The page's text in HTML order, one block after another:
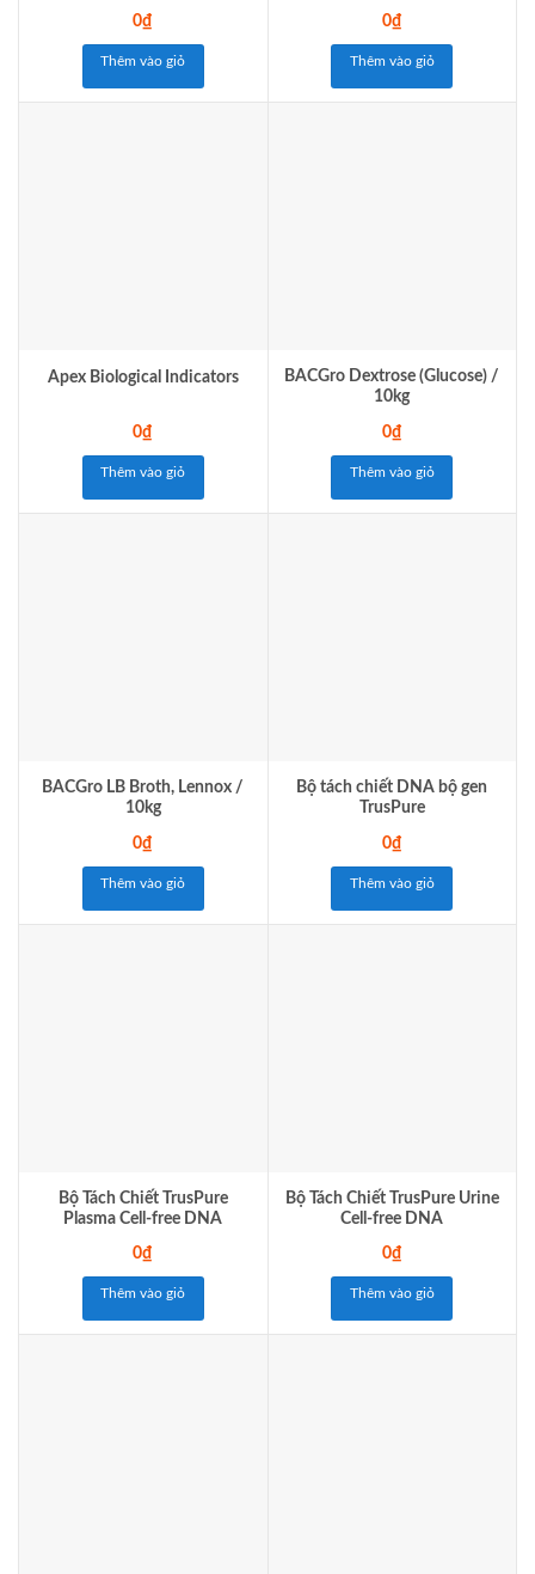
0₫
Thêm vào giỏ
0₫
Thêm vào giỏ
Apex Biological Indicators
0₫
Thêm vào giỏ
BACGro Dextrose (Glucose) /
10kg
0₫
Thêm vào giỏ
BACGro LB Broth, Lennox /
10kg
0₫
Thêm vào giỏ
Bộ tách chiết DNA bộ gen
TrusPure
0₫
Thêm vào giỏ
Bộ Tách Chiết TrusPure
Plasma Cell-free DNA
0₫
Thêm vào giỏ
Bộ Tách Chiết TrusPure Urine
Cell-free DNA
0₫
Thêm vào giỏ